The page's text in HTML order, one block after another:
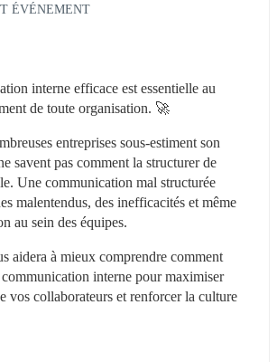
ÉVÉNEMENT
interne efficace est essentielle au
de toute organisation. 🚀
entreprises sous-estiment son
savent pas comment la structurer de
Une communication mal structurée
malentendus, des inefficacités et même
au sein des équipes.
aidera à mieux comprendre comment
interne pour maximiser
vos collaborateurs et renforcer la culture